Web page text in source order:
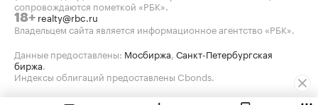
сопровождаются пометкой «РБК».
18+ realty@rbc.ru
Владельцем сайта является информационное агентство «РБК».
Данные предоставлены: Мосбиржа, Санкт-Петербургская
биржа.
Индексы облигаций предоставлены Cbonds.